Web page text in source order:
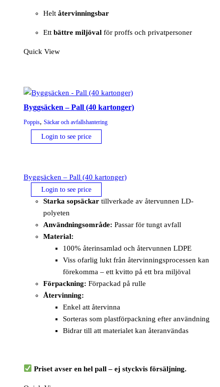
Helt återvinningsbar
Ett bättre miljöval för proffs och privatpersoner
Quick View
Byggsäcken – Pall (40 kartonger)
Poppis, Säckar och avfallshantering
Login to see price
Byggsäcken – Pall (40 kartonger)
Login to see price
Starka sopsäckar tillverkade av återvunnen LD-
polyeten
Användningsområde: Passar för tungt avfall
Material:
100% återinsamlad och återvunnen LDPE
Viss ofarlig lukt från återvinningsprocessen kan
förekomma – ett kvitto på ett bra miljöval
Förpackning: Förpackad på rulle
Återvinning:
Enkel att återvinna
Sorteras som plastförpackning efter användning
Bidrar till att materialet kan återanvändas
Priset avser en hel pall – ej styckvis försäljning.